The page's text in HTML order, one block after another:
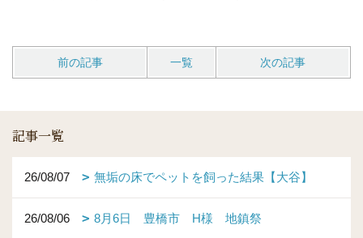
前の記事 一覧 次の記事
記事一覧
26/08/07 無垢の床でペットを飼った結果【大谷】
26/08/06 8月6日 豊橋市 H様 地鎮祭